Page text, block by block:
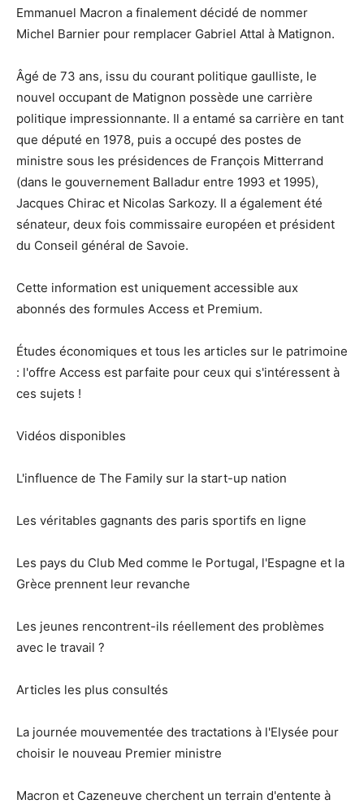
Emmanuel Macron a finalement décidé de nommer
Michel Barnier pour remplacer Gabriel Attal à Matignon.
Âgé de 73 ans, issu du courant politique gaulliste, le
nouvel occupant de Matignon possède une carrière
politique impressionnante. Il a entamé sa carrière en tant
que député en 1978, puis a occupé des postes de
ministre sous les présidences de François Mitterrand
(dans le gouvernement Balladur entre 1993 et 1995),
Jacques Chirac et Nicolas Sarkozy. Il a également été
sénateur, deux fois commissaire européen et président
du Conseil général de Savoie.
Cette information est uniquement accessible aux
abonnés des formules Access et Premium.
Études économiques et tous les articles sur le patrimoine
: l'offre Access est parfaite pour ceux qui s'intéressent à
ces sujets !
Vidéos disponibles
L'influence de The Family sur la start-up nation
Les véritables gagnants des paris sportifs en ligne
Les pays du Club Med comme le Portugal, l'Espagne et la
Grèce prennent leur revanche
Les jeunes rencontrent-ils réellement des problèmes
avec le travail ?
Articles les plus consultés
La journée mouvementée des tractations à l'Elysée pour
choisir le nouveau Premier ministre
Macron et Cazeneuve cherchent un terrain d'entente à